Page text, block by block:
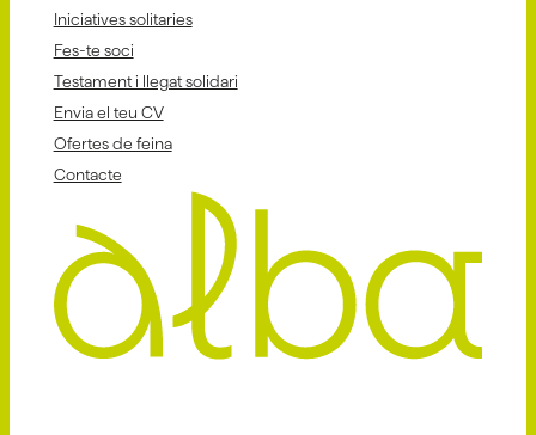
Iniciatives solitaries
Fes-te soci
Testament i llegat solidari
Envia el teu CV
Ofertes de feina
Contacte